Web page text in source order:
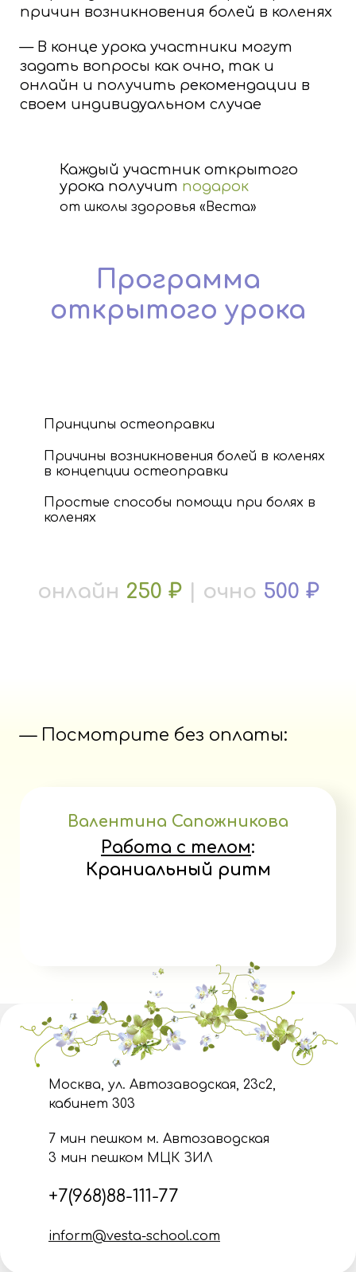
причин возникновения болей в коленях
— В конце урока участники могут
задать вопросы как очно, так и
онлайн и получить рекомендации в
своем индивидуальном случае
Каждый участник открытого
урока получит подарок
от школы здоровья «Веста»
Программа
открытого урока
Принципы остеоправки
Причины возникновения болей в коленях
в концепции остеоправки
Простые способы помощи при болях в
коленях
онлайн 250 ₽| очно 500 ₽
— Посмотрите без оплаты:
Валентина Сапожникова
Работа с телом:
Краниальный ритм
Москва, ул. Автозаводская, 23с2,
кабинет 303
7 мин пешком м. Автозаводская
3 мин пешком МЦК ЗИЛ
+7(968)88-111-77
inform@vesta-school.com